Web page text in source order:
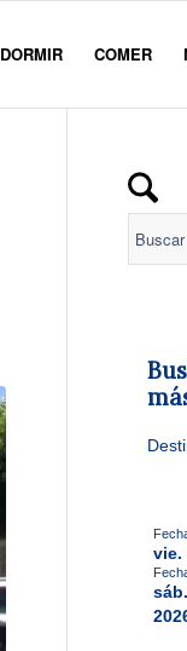
DORMIR COMER
vie.